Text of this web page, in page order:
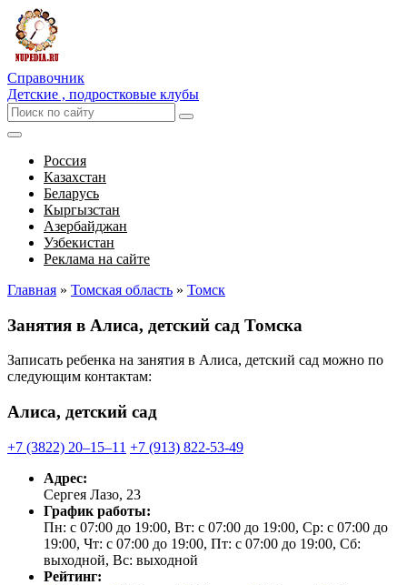
Справочник
Детские , подростковые клубы
Россия
Казахстан
Беларусь
Кыргызстан
Азербайджан
Узбекистан
Реклама на сайте
Главная » Томская область » Томск
Занятия в Алиса, детский сад Томска
Записать ребенка на занятия в Алиса, детский сад можно по
следующим контактам:
Алиса, детский сад
+7 (3822) 20‒15‒11 +7 (913) 822-53-49
Адрес:
Сергея Лазо, 23
График работы:
Пн: с 07:00 до 19:00, Вт: с 07:00 до 19:00, Ср: с 07:00 до
19:00, Чт: с 07:00 до 19:00, Пт: с 07:00 до 19:00, Сб:
выходной, Вс: выходной
Рейтинг: